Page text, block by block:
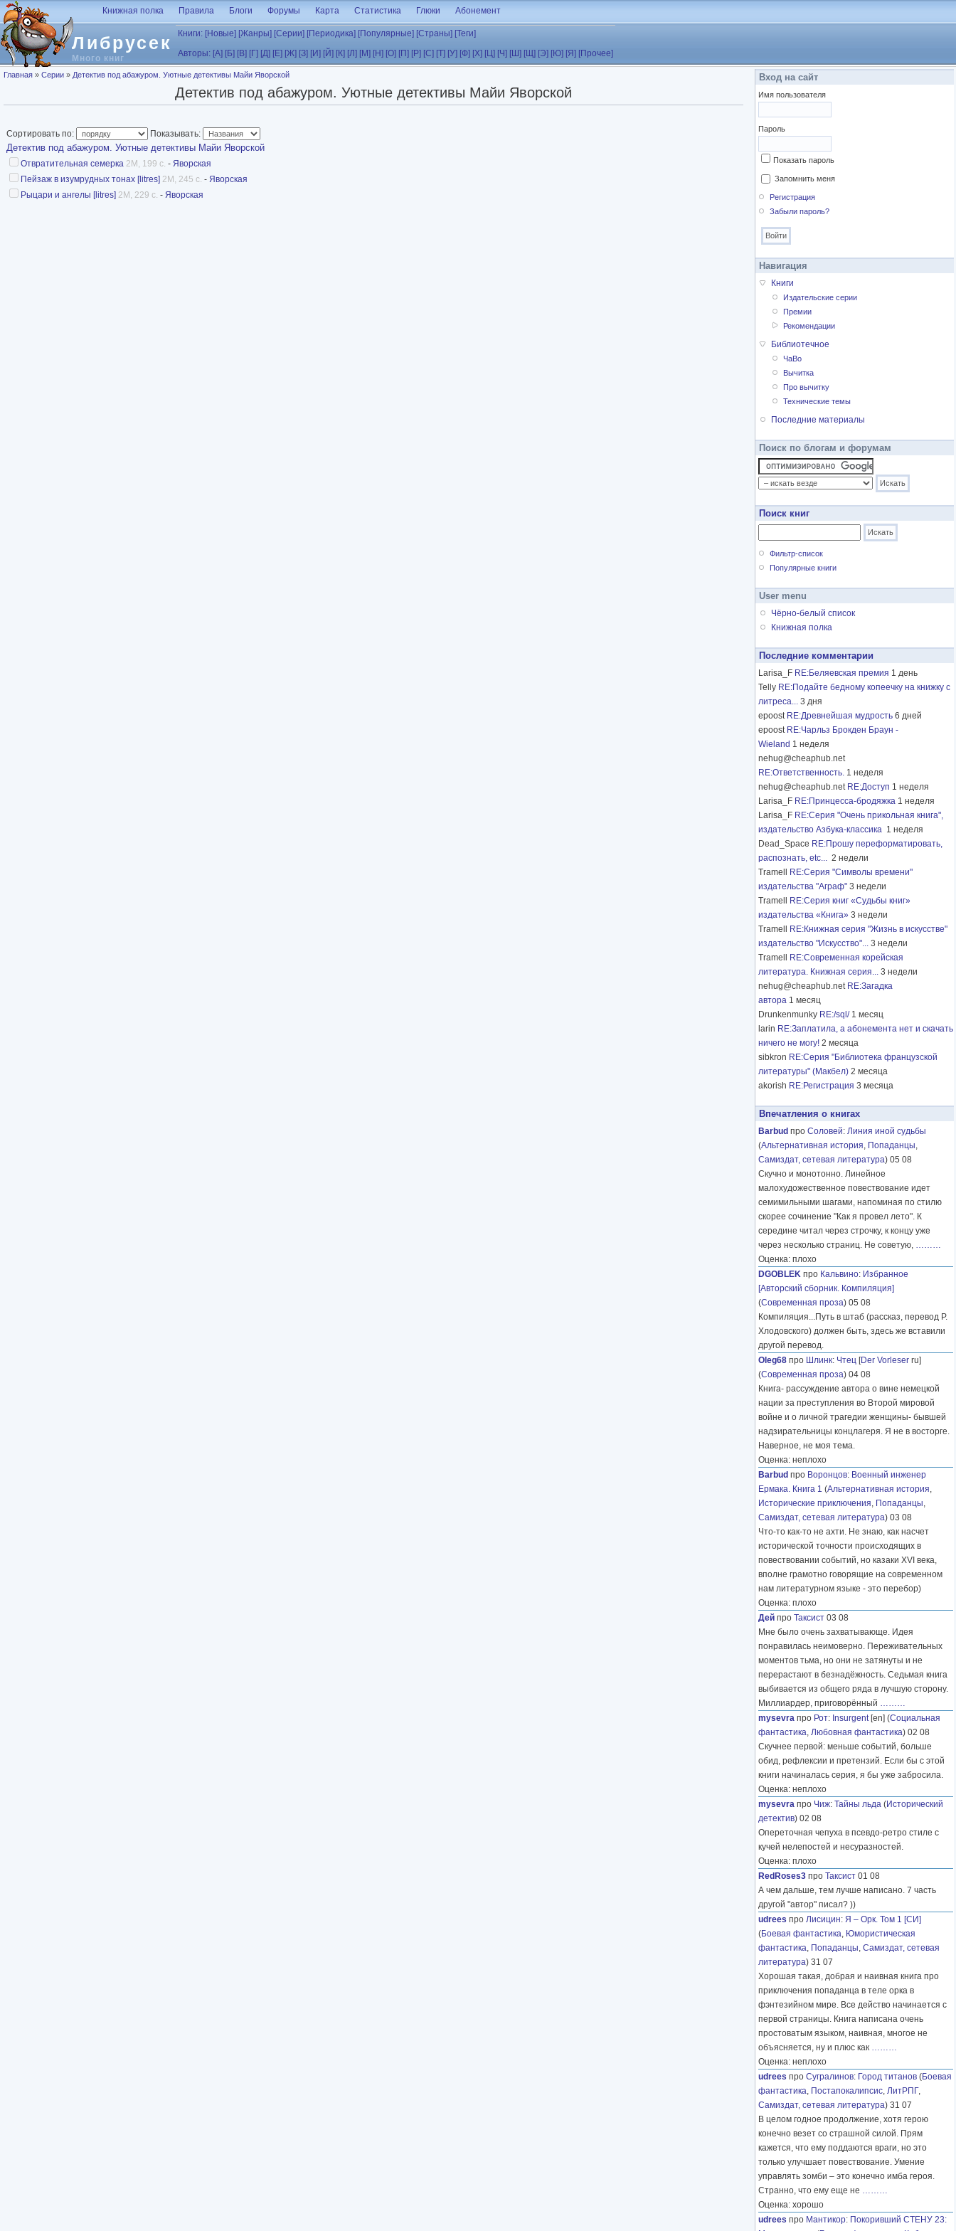
Перейти к основному содержанию
Либрусек
Много книг
Книжная полка Правила Блоги Форумы Карта Статистика Глюки Абонемент
Книги: [Новые] [Жанры] [Серии] [Периодика] [Популярные] [Страны] [Теги]
Авторы: [А] [Б] [В] [Г] [Д] [Е] [Ж] [З] [И] [Й] [К] [Л] [М] [Н] [О] [П] [Р] [С] [Т] [У] [Ф] [Х] [Ц] [Ч] [Ш] [Щ] [Э] [Ю] [Я] [Прочее]
Вы здесь
Главная » Серии » Детектив под абажуром. Уютные детективы Майи Яворской
Детектив под абажуром. Уютные детективы Майи Яворской
Сортировать по: Показывать:
Детектив под абажуром. Уютные детективы Майи Яворской
Отвратительная семерка 2M, 199 с. - Яворская
Пейзаж в изумрудных тонах [litres] 2M, 245 с. - Яворская
Рыцари и ангелы [litres] 2M, 229 с. - Яворская
Вход на сайт
Имя пользователя
Пароль
Показать пароль
Запомнить меня
Регистрация
Забыли пароль?
Навигация
Книги
Издательские серии
Премии
Рекомендации
Библиотечное
ЧаВо
Вычитка
Про вычитку
Технические темы
Последние материалы
Поиск по блогам и форумам
Поиск книг
Фильтр-список
Популярные книги
User menu
Чёрно-белый список
Книжная полка
Последние комментарии
Larisa_F RE:Беляевская премия 1 день
Telly RE:Подайте бедному копеечку на книжку с
литреса... 3 дня
epoost RE:Древнейшая мудрость 6 дней
epoost RE:Чарльз Брокден Браун -
Wieland 1 неделя
nehug@cheaphub.net
RE:Ответственность. 1 неделя
nehug@cheaphub.net RE:Доступ 1 неделя
Larisa_F RE:Принцесса-бродяжка 1 неделя
Larisa_F RE:Серия "Очень прикольная книга",
издательство Азбука-классика 1 неделя
Dead_Space RE:Прошу переформатировать,
распознать, etc... 2 недели
Tramell
RE:Серия "Символы времени"
издательства "Аграф" 3 недели
Tramell
RE:Серия книг «Судьбы книг»
издательства «Книга» 3 недели
Tramell
RE:Книжная серия "Жизнь в искусстве"
издательство "Искусство"... 3 недели
Tramell
RE:Современная корейская
литература. Книжная серия... 3 недели
nehug@cheaphub.net RE:Загадка
автора 1 месяц
Drunkenmunky RE:/sql/ 1 месяц
larin RE:Заплатила, а абонемента нет и скачать
ничего не могу! 2 месяца
sibkron RE:Серия "Библиотека французской
литературы" (Макбел) 2 месяца
akorish RE:Регистрация 3 месяца
Впечатления о книгах
Barbud про Соловей: Линия иной судьбы
(Альтернативная история, Попаданцы,
Самиздат, сетевая литература) 05 08
Скучно и монотонно. Линейное
малохудожественное повествование идет
семимильными шагами, напоминая по стилю
скорее сочинение "Как я провел лето". К
середине читал через строчку, к концу уже
через несколько страниц. Не советую, ………
Оценка: плохо
DGOBLEK про Кальвино: Избранное
[Авторский сборник. Компиляция]
(Современная проза) 05 08
Компиляция...Путь в штаб (рассказ, перевод Р.
Хлодовского) должен быть, здесь же вставили
другой перевод.
Oleg68 про Шлинк: Чтец [Der Vorleser ru]
(Современная проза) 04 08
Книга- рассуждение автора о вине немецкой
нации за преступления во Второй мировой
войне и о личной трагедии женщины- бывшей
надзирательницы концлагеря. Я не в восторге.
Наверное, не моя тема.
Оценка: неплохо
Barbud про Воронцов: Военный инженер
Ермака. Книга 1 (Альтернативная история,
Исторические приключения, Попаданцы,
Самиздат, сетевая литература) 03 08
Что-то как-то не ахти. Не знаю, как насчет
исторической точности происходящих в
повествовании событий, но казаки XVI века,
вполне грамотно говорящие на современном
нам литературном языке - это перебор)
Оценка: плохо
Дей про Таксист 03 08
Мне было очень захватывающе. Идея
понравилась неимоверно. Переживательных
моментов тьма, но они не затянуты и не
перерастают в безнадёжность. Седьмая книга
выбивается из общего ряда в лучшую сторону.
Миллиардер, приговорённый ………
mysevra про Рот: Insurgent[en] (Социальная
фантастика, Любовная фантастика) 02 08
Скучнее первой: меньше событий, больше
обид, рефлексии и претензий. Если бы с этой
книги начиналась серия, я бы уже забросила.
Оценка: неплохо
mysevra про Чиж: Тайны льда (Исторический
детектив) 02 08
Опереточная чепуха в псевдо-ретро стиле с
кучей нелепостей и несуразностей.
Оценка: плохо
RedRoses3 про Таксист 01 08
А чем дальше, тем лучше написано. 7 часть
другой "автор" писал? ))
udrees про Лисицин: Я – Орк. Том 1 [СИ]
(Боевая фантастика, Юмористическая
фантастика, Попаданцы, Самиздат, сетевая
литература) 31 07
Хорошая такая, добрая и наивная книга про
приключения попаданца в теле орка в
фэнтезийном мире. Все действо начинается с
первой страницы. Книга написана очень
простоватым языком, наивная, многое не
объясняется, ну и плюс как ………
Оценка: неплохо
udrees про Сугралинов: Город титанов (Боевая
фантастика, Постапокалипсис, ЛитРПГ,
Самиздат, сетевая литература) 31 07
В целом годное продолжение, хотя герою
конечно везет со страшной силой. Прям
кажется, что ему поддаются враги, но это
только улучшает повествование. Умение
управлять зомби – это конечно имба героя.
Странно, что ему еще не ………
Оценка: хорошо
udrees про Мантикор: Покоривший СТЕНУ 23: